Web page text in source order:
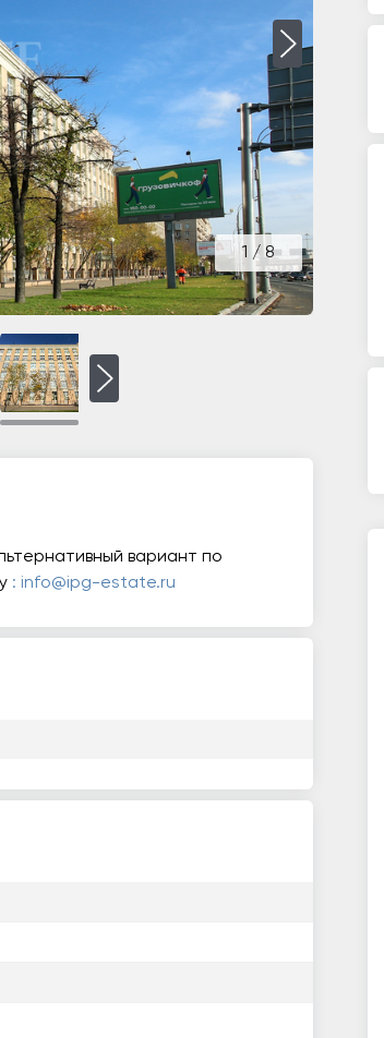
2 /8
вариант по
: info@ipg-estate.ru